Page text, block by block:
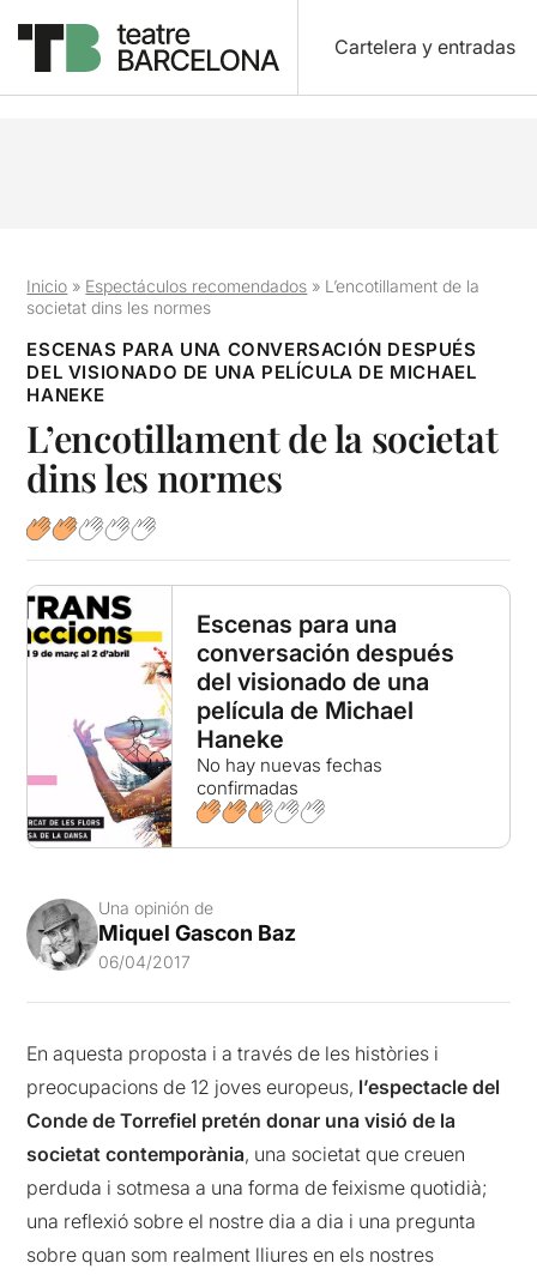
Cartelera y entradas
Inicio » Espectáculos recomendados » L’encotillament de la
societat dins les normes
ESCENAS PARA UNA CONVERSACIÓN DESPUÉS
DEL VISIONADO DE UNA PELÍCULA DE MICHAEL
HANEKE
L’encotillament de la societat
dins les normes
Escenas para una
conversación después
del visionado de una
película de Michael
Haneke
No hay nuevas fechas
confirmadas
Una opinión de
Miquel Gascon Baz
06/04/2017
En aquesta proposta i a través de les històries i
preocupacions de 12 joves europeus, l’espectacle del
Conde de Torrefiel pretén donar una visió de la
societat contemporània, una societat que creuen
perduda i sotmesa a una forma de feixisme quotidià;
una reflexió sobre el nostre dia a dia i una pregunta
sobre quan som realment lliures en els nostres